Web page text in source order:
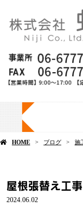
HOME ブログ 施
屋根張替え工事
2024.06.02